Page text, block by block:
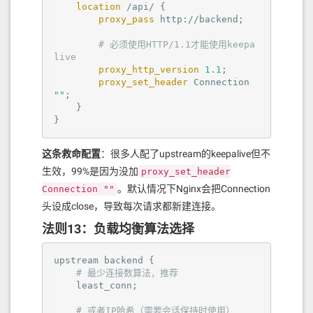
location /api/ {
proxy_pass http://backend;
# 必须使用HTTP/1.1才能使用keepa
live
proxy_http_version
1 . 1 ;
proxy_set_header
"" ;
}
这条救命配置：很多人配了upstream的keepalive但不
生效，99%是因为没加 proxy_set_header
Connection "" 。默认情况下Nginx会把Connection
头设成close，导致每次请求都新建连接。
法则13：负载均衡算法选择
upstream backend {
# 最少连接数算法，推荐
# 或者IP哈希（需要会话保持时使用）